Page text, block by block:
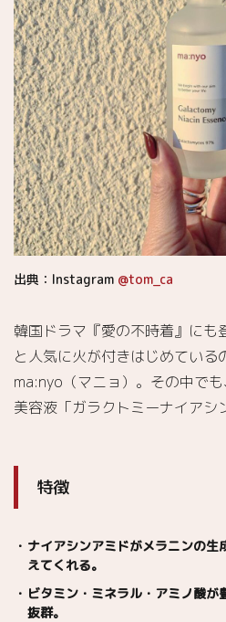
出典：Instagram @tom_ca
韓国ドラマ『愛の不時着』にも
と人気に火が付きはじめている
ma:nyo（マニョ）。その中で
美容液「ガラクトミーナイアシ
特徴
ナイアシンアミドがメラニンの生
えてくれる。
ビタミン・ミネラル・アミノ酸
抜群。